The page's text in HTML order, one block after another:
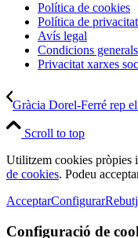
Política de cookies
Política de privacitat
Avís legal
Condicions generals
Privacitat xarxes
Gràcia Dorel-Ferré rep
Scroll to top
Utilitzem cookies pròpies
de cookies. Podeu
AcceptarConfigurar
Configuració de